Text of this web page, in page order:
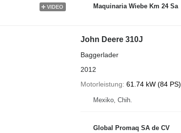
VIDEO Maquinaria Wiebe Km 24 Sa
John Deere 310J
Baggerlader
2012
Motorleistung 61.74 kW (84 PS)
Mexiko, Chih.
Global Promaq SA de CV